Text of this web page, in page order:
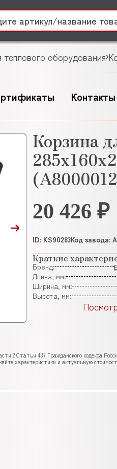
оборудования
Контакты
Корзина
20 426 ₽
ID: KS90283Код завода:
Краткие
Бренд:
Длина, мм:
Ширина, мм:
Высота, мм:
2 Статьи 437 Гражданского кодекса
характеристики и актуальную